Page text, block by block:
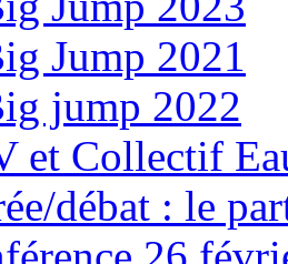
Jump 2021
jump 2022
et Collectif
débat : le